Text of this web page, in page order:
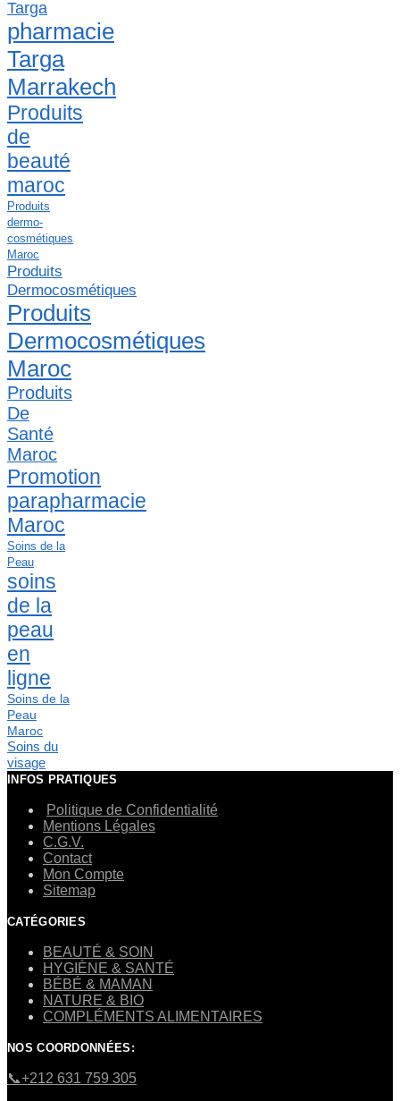
Targa
pharmacie
Targa
Marrakech
Produits
de
beauté
maroc
Produits
dermo-
cosmétiques
Maroc
Produits
Dermocosmétiques
Produits
Dermocosmétiques
Maroc
Produits
De
Santé
Maroc
Promotion
parapharmacie
Maroc
Soins de la
Peau
soins
de la
peau
en
ligne
Soins de la
Peau
Maroc
Soins du
visage
INFOS PRATIQUES
Politique de Confidentialité
Mentions Légales
C.G.V.
Contact
Mon Compte
Sitemap
CATÉGORIES
BEAUTÉ & SOIN
HYGIÈNE & SANTÉ
BÉBÉ & MAMAN
NATURE & BIO
COMPLÉMENTS ALIMENTAIRES
NOS COORDONNÉES:
​📞+212 631 759 305